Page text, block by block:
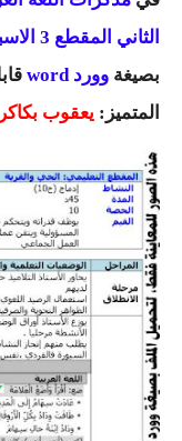
الثاني المقطع 3 الاسبوع الرابع
بصيغة وورد word
المتميز: يعقوب